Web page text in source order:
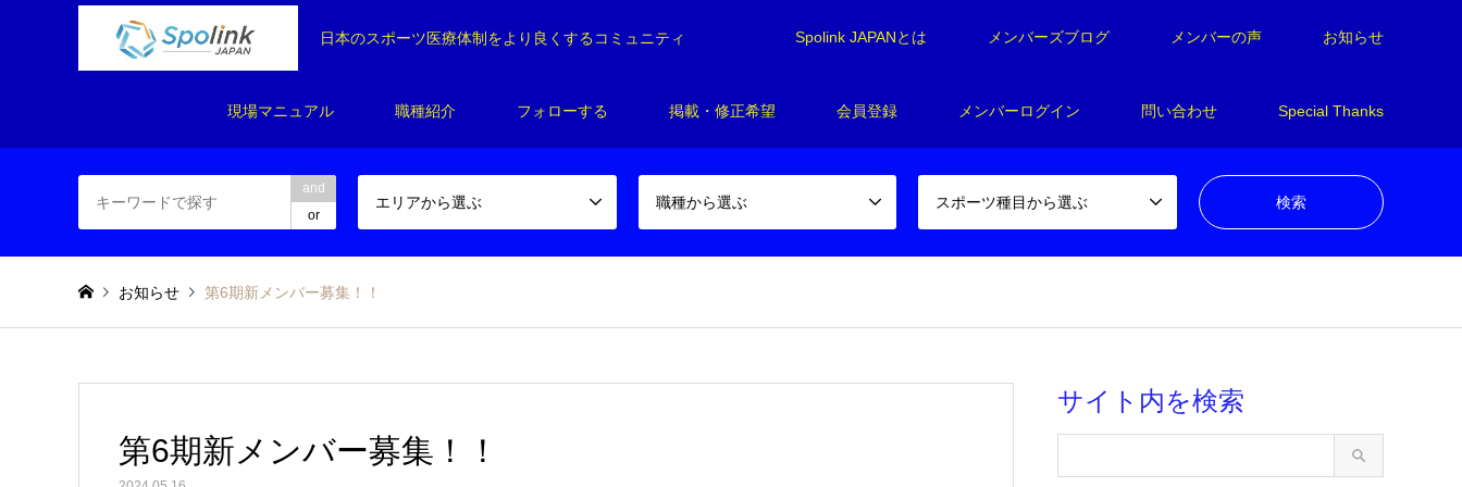
日本のスポーツ医療体制をより良くするコミュニティ Spolink JAPANとは メンバーズブログ メンバーの声 お知らせ
現場マニュアル 職種紹介 フォローする 掲載・修正希望 会員登録 メンバーログイン 問い合わせ Special Thanks
and
or
エリアから選ぶ 職種から選ぶ スポーツ種目から選ぶ
お知らせ 第6期新メンバー募集！！
第6期新メンバー募集！！
サイト内を検索